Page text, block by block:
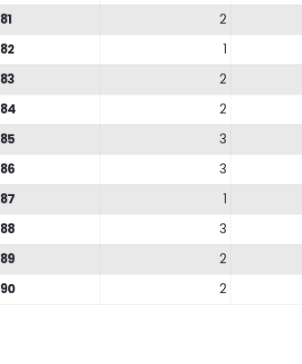
81
2
82
1
83
2
84
2
85
3
86
3
87
1
88
3
89
2
90
2